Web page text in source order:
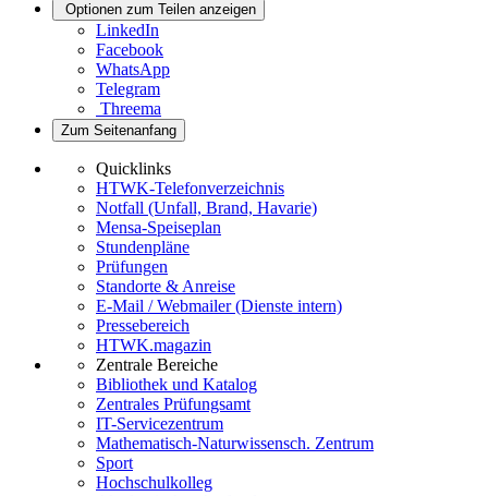
Optionen zum Teilen anzeigen
LinkedIn
Facebook
WhatsApp
Telegram
Threema
Zum Seitenanfang
Quicklinks
HTWK-Telefonverzeichnis
Notfall (Unfall, Brand, Havarie)
Mensa-Speiseplan
Stundenpläne
Prüfungen
Standorte & Anreise
E-Mail / Webmailer (Dienste intern)
Pressebereich
HTWK.magazin
Zentrale Bereiche
Bibliothek und Katalog
Zentrales Prüfungsamt
IT-Servicezentrum
Mathematisch-Naturwissensch. Zentrum
Sport
Hochschulkolleg